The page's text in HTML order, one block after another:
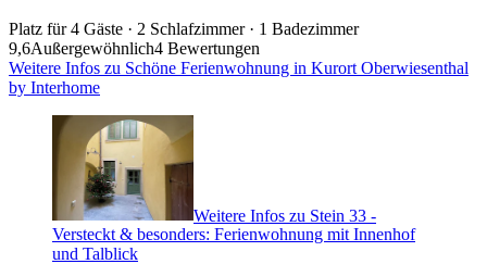
Platz für 4 Gäste · 2 Schlafzimmer · 1 Badezimmer
9,6Außergewöhnlich4 Bewertungen
Weitere Infos zu Schöne Ferienwohnung in Kurort Oberwiesenthal
by Interhome
Weitere Infos zu Stein 33 -
Versteckt & besonders: Ferienwohnung mit Innenhof
und Talblick